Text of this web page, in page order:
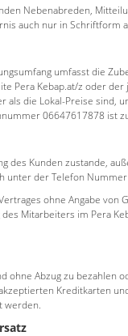
Nebenabreden,
auch nur in Schriftform
umfasst die
Pera Kebap.at/z oder
als die Lokal-Preise sind,
06647617878 ist
des Kunden zustande,
unter der Telefon
ohne Angabe
Mitarbeiters im Pera
ohne Abzug zu
Kreditkarten
werden.